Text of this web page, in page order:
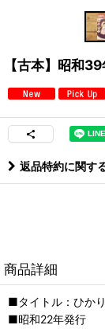
【古本】昭和
返品特約に関す
商品詳細
■タイトル：ひか
■昭和22年発行